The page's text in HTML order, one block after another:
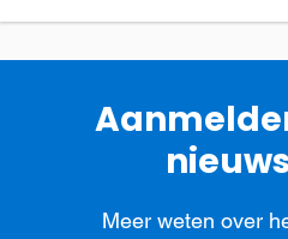
Meer weten over